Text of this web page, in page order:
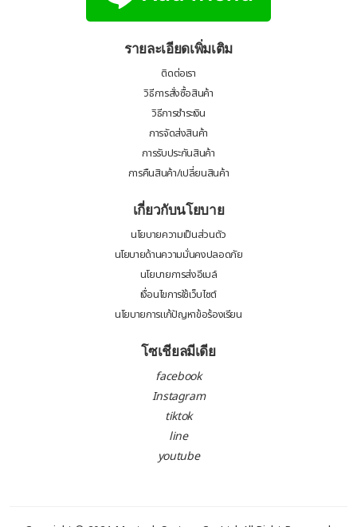
รายละเอียดเพิ่มเติม
ติดต่อเรา
วิธีการสั่งซื้อสินค้า
วิธีการชำระเงิน
การจัดส่งสินค้า
การรับประกันสินค้า
การคืนสินค้า/เปลี่ยนสินค้า
เกี่ยวกับนโยบาย
นโยบายความเป็นส่วนตัว
นโยบายด้านความมั่นคงปลอดภัย
นโยบายการส่งอีเมล์
เงื่อนไขการใช้เว็บไซต์
นโยบายการแก้ปัญหาข้อร้องเรียน
โซเชียลมีเดีย
facebook
Instagram
tiktok
line
youtube